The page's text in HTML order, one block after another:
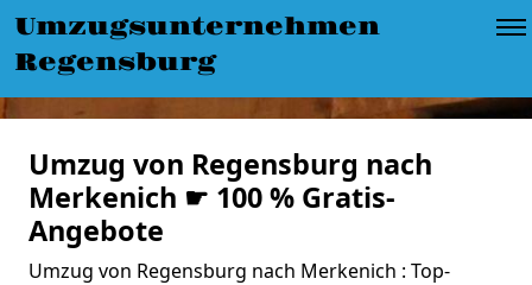
Umzugsunternehmen
Regensburg
Umzug von Regensburg nach
Merkenich ☛ 100 % Gratis-
Angebote
Umzug von Regensburg nach Merkenich : Top-